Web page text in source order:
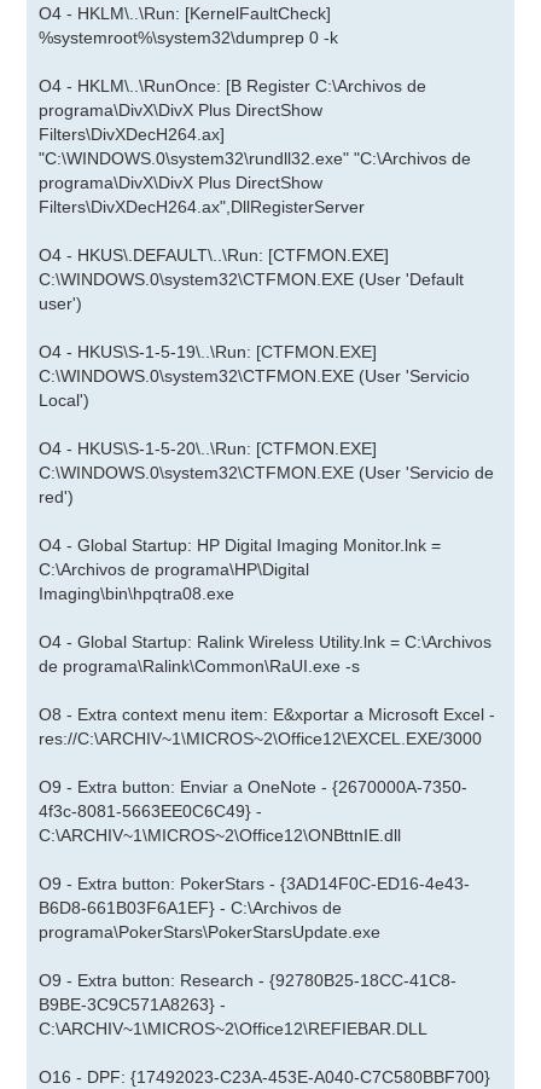
O4 - HKLM\..\Run: [KernelFaultCheck]
%systemroot%\system32\dumprep 0 -k
O4 - HKLM\..\RunOnce: [B Register C:\Archivos de
programa\DivX\DivX Plus DirectShow
Filters\DivXDecH264.ax]
"C:\WINDOWS.0\system32\rundll32.exe" "C:\Archivos de
programa\DivX\DivX Plus DirectShow
Filters\DivXDecH264.ax",DllRegisterServer
O4 - HKUS\.DEFAULT\..\Run: [CTFMON.EXE]
C:\WINDOWS.0\system32\CTFMON.EXE (User 'Default
user')
O4 - HKUS\S-1-5-19\..\Run: [CTFMON.EXE]
C:\WINDOWS.0\system32\CTFMON.EXE (User 'Servicio
Local')
O4 - HKUS\S-1-5-20\..\Run: [CTFMON.EXE]
C:\WINDOWS.0\system32\CTFMON.EXE (User 'Servicio de
red')
O4 - Global Startup: HP Digital Imaging Monitor.lnk =
C:\Archivos de programa\HP\Digital
Imaging\bin\hpqtra08.exe
O4 - Global Startup: Ralink Wireless Utility.lnk = C:\Archivos
de programa\Ralink\Common\RaUI.exe -s
O8 - Extra context menu item: E&xportar a Microsoft Excel -
res://C:\ARCHIV~1\MICROS~2\Office12\EXCEL.EXE/3000
O9 - Extra button: Enviar a OneNote - {2670000A-7350-
4f3c-8081-5663EE0C6C49} -
C:\ARCHIV~1\MICROS~2\Office12\ONBttnIE.dll
O9 - Extra button: PokerStars - {3AD14F0C-ED16-4e43-
B6D8-661B03F6A1EF} - C:\Archivos de
programa\PokerStars\PokerStarsUpdate.exe
O9 - Extra button: Research - {92780B25-18CC-41C8-
B9BE-3C9C571A8263} -
C:\ARCHIV~1\MICROS~2\Office12\REFIEBAR.DLL
O16 - DPF: {17492023-C23A-453E-A040-C7C580BBF700}